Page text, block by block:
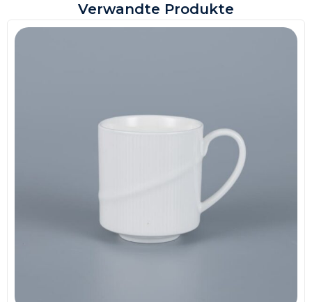
Verwandte Produkte